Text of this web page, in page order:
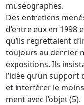
muséographes.
Des entretiens
d’entre eux en 1998
qu’ils regrettaient
toujours au dernier
expositions. Ils
l’idée qu’un
et interfèrer le
ment avec l’objet (5).